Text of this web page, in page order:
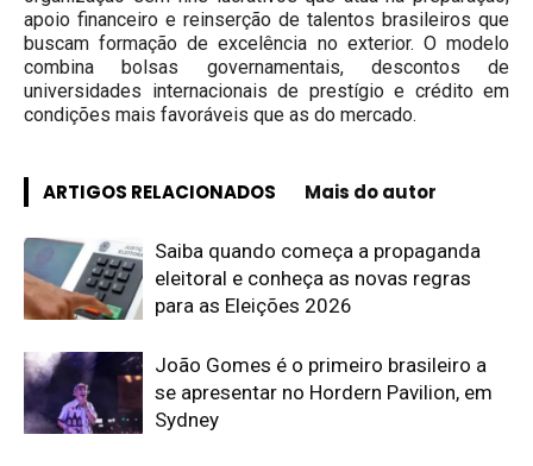
apoio financeiro e reinserção de talentos brasileiros que
buscam formação de excelência no exterior. O modelo
combina bolsas governamentais, descontos de
universidades internacionais de prestígio e crédito em
condições mais favoráveis que as do mercado.
ARTIGOS RELACIONADOS Mais do autor
Saiba quando começa a propaganda
eleitoral e conheça as novas regras
para as Eleições 2026
João Gomes é o primeiro brasileiro a
se apresentar no Hordern Pavilion, em
Sydney